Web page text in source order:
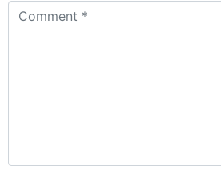
Comment